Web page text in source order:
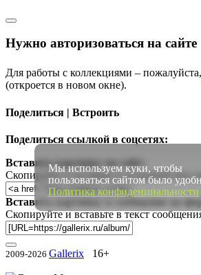
Нужно авторизоваться на сайте
Для работы с коллекциями – пожалуйста,
(откроется в новом окне).
Поделиться | Встроить
Поделиться ссылкой в соцсетях:
Вставить картинку на сайт:
Скопируйте и вставьте в исходный код
Вставить картинку в сообщение на
Скопируйте и вставьте в текст
2009-2026 Gallerix 16+
Мы используем куки, чтобы
пользоваться сайтом было
Политика конфиденциальности